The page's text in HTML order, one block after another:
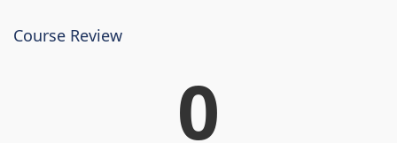
Course Review
0